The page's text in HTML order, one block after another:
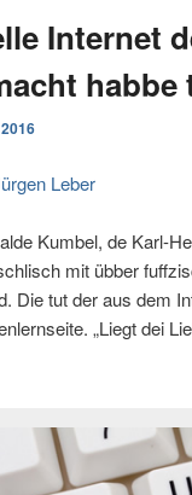
Internet
habbe
Leber
Kumbel, de Karl-
mit übber
Die tut der aus dem
„Liegt dei